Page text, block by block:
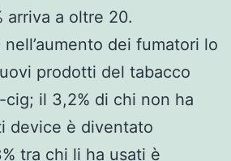
arriva a oltre 20.
dei fumatori lo
prodotti del tabacco
cig; il 3,2% di chi non ha
device è diventato
tra chi li ha usati è